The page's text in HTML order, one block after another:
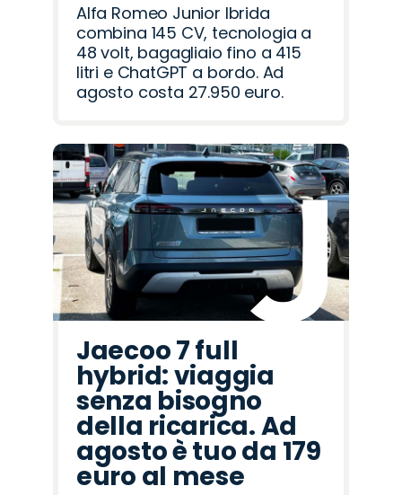
Alfa Romeo Junior Ibrida
combina 145 CV, tecnologia a
48 volt, bagagliaio fino a 415
litri e ChatGPT a bordo. Ad
agosto costa 27.950 euro.
Jaecoo 7 full
hybrid: viaggia
senza bisogno
della ricarica. Ad
agosto è tuo da 179
euro al mese